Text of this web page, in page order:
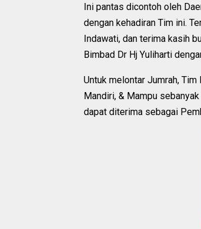
Ini pantas dicontoh oleh
dengan kehadiran Tim ini.
Indawati, dan terima kasih
Bimbad Dr Hj Yuliharti
Untuk melontar Jumrah,
Mandiri, & Mampu
dapat diterima sebagai